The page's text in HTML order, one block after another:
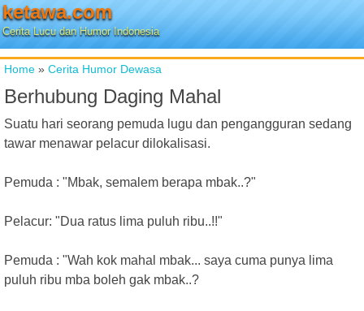
ketawa.com
Cerita Lucu dan Humor Indonesia
Home » Cerita Humor Dewasa
Berhubung Daging Mahal
Suatu hari seorang pemuda lugu dan pengangguran sedang
tawar menawar pelacur dilokalisasi.
Pemuda : "Mbak, semalem berapa mbak..?"
Pelacur: "Dua ratus lima puluh ribu..!!"
Pemuda : "Wah kok mahal mbak... saya cuma punya lima
puluh ribu mba boleh gak mbak..?